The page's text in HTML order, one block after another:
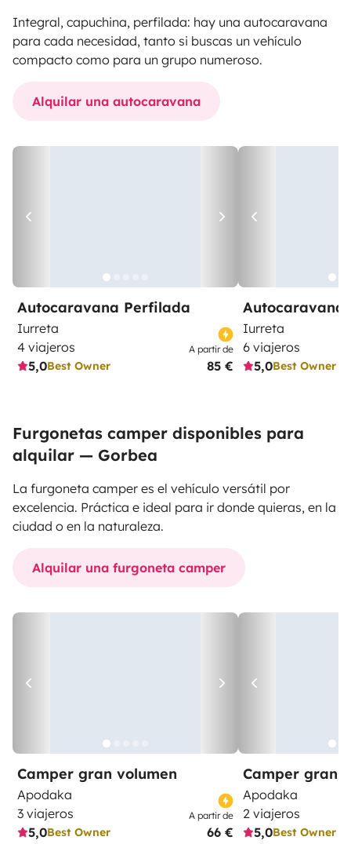
Integral, capuchina, perfilada: hay una autocaravana
para cada necesidad, tanto si buscas un vehículo
compacto como para un grupo numeroso.
Alquilar una autocaravana
Autocaravana Perfilada
Iurreta
4 viajeros
5,0Best Owner
A partir de
85 €
Autocaravana
Iurreta
6 viajeros
5,0Best Owner
Furgonetas camper disponibles para
alquilar — Gorbea
La furgoneta camper es el vehículo versátil por
excelencia. Práctica e ideal para ir donde quieras, en la
ciudad o en la naturaleza.
Alquilar una furgoneta camper
Camper gran volumen
Apodaka
3 viajeros
5,0Best Owner
A partir de
66 €
Camper gran
Apodaka
2 viajeros
5,0Best Owner